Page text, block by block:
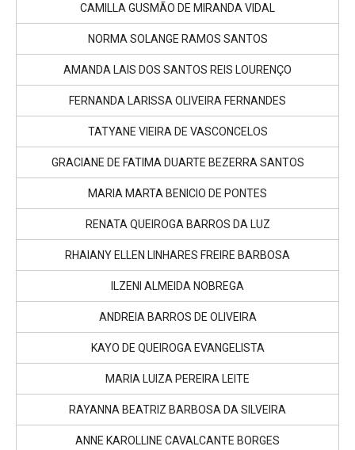
CAMILLA GUSMÃO DE MIRANDA VIDAL
NORMA SOLANGE RAMOS SANTOS
AMANDA LAIS DOS SANTOS REIS LOURENÇO
FERNANDA LARISSA OLIVEIRA FERNANDES
TATYANE VIEIRA DE VASCONCELOS
GRACIANE DE FATIMA DUARTE BEZERRA SANTOS
MARIA MARTA BENICIO DE PONTES
RENATA QUEIROGA BARROS DA LUZ
RHAIANY ELLEN LINHARES FREIRE BARBOSA
ILZENI ALMEIDA NOBREGA
ANDREIA BARROS DE OLIVEIRA
KAYO DE QUEIROGA EVANGELISTA
MARIA LUIZA PEREIRA LEITE
RAYANNA BEATRIZ BARBOSA DA SILVEIRA
ANNE KAROLLINE CAVALCANTE BORGES